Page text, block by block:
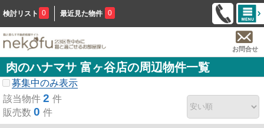
検討リスト 0 最近見た物件 0
お問合せ
肉のハナマサ 富ヶ谷店の周辺物件一覧
募集中のみ表示
該当物件 2 件
販売数 0 件